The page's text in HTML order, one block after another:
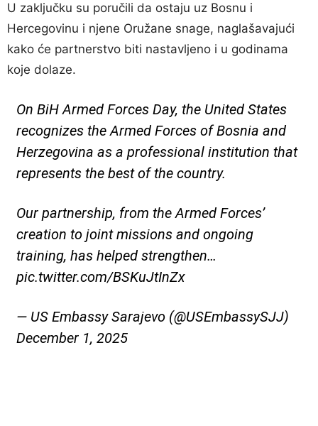
U zaključku su poručili da ostaju uz Bosnu i
Hercegovinu i njene Oružane snage, naglašavajući
kako će partnerstvo biti nastavljeno i u godinama
koje dolaze.
On BiH Armed Forces Day, the United States
recognizes the Armed Forces of Bosnia and
Herzegovina as a professional institution that
represents the best of the country.
Our partnership, from the Armed Forces’
creation to joint missions and ongoing
training, has helped strengthen…
pic.twitter.com/BSKuJtInZx
— US Embassy Sarajevo (@USEmbassySJJ)
December 1, 2025